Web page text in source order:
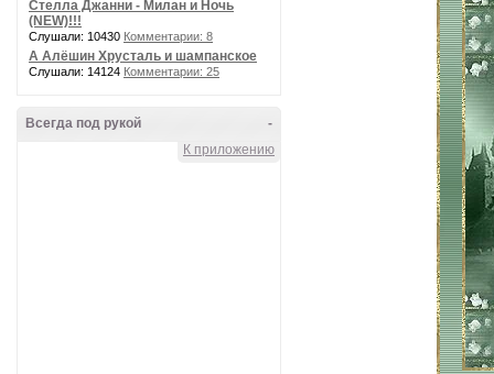
Стелла Джанни - Милан и Ночь
(NEW)!!!
Слушали: 10430 Комментарии: 8
А Алёшин Хрусталь и шампанское
Слушали: 14124 Комментарии: 25
-
Всегда под рукой
К приложению